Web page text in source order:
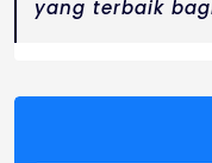
yang terbaik